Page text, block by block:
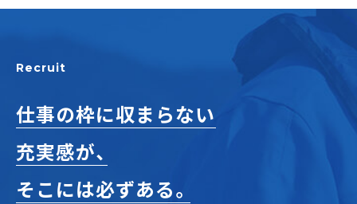
Recruit
仕事の枠に収まらない
充実感が、
そこには必ずある。